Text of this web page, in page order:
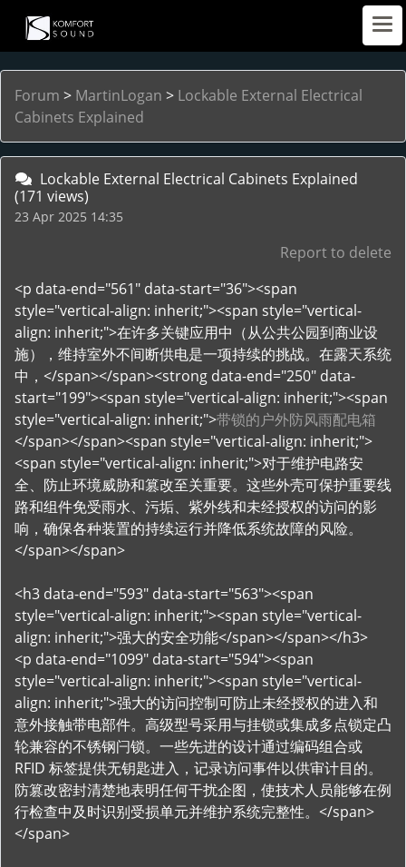
Forum > MartinLogan > Lockable External Electrical
Cabinets Explained
Lockable External Electrical Cabinets Explained
(171 views)
23 Apr 2025 14:35
Report to delete
<p data-end="561" data-start="36"><span
style="vertical-align: inherit;"><span style="vertical-
align: inherit;">在许多关键应用中（从公共公园到商业设
施），维持室外不间断供电是一项持续的挑战。在露天系统
中，</span></span><strong data-end="250" data-
start="199"><span style="vertical-align: inherit;"><span
style="vertical-align: inherit;">带锁的户外防风雨配电箱
</span></span><span style="vertical-align: inherit;">
<span style="vertical-align: inherit;">对于维护电路安
全、防止环境威胁和篡改至关重要。这些外壳可保护重要线
路和组件免受雨水、污垢、紫外线和未经授权的访问的影
响，确保各种装置的持续运行并降低系统故障的风险。
</span></span>
<h3 data-end="593" data-start="563"><span
style="vertical-align: inherit;"><span style="vertical-
align: inherit;">强大的安全功能</span></span></h3>
<p data-end="1099" data-start="594"><span
style="vertical-align: inherit;"><span style="vertical-
align: inherit;">强大的访问控制可防止未经授权的进入和
意外接触带电部件。高级型号采用与挂锁或集成多点锁定凸
轮兼容的不锈钢闩锁。一些先进的设计通过编码组合或
RFID 标签提供无钥匙进入，记录访问事件以供审计目的。
防篡改密封清楚地表明任何干扰企图，使技术人员能够在例
行检查中及时识别受损单元并维护系统完整性。</span>
</span>